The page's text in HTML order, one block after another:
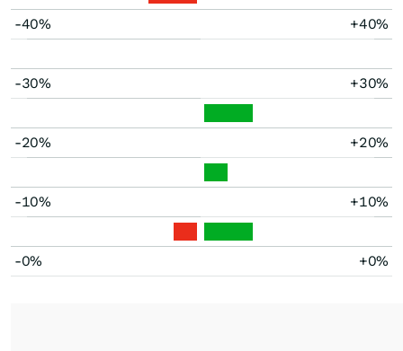
-40% +40%
-30% +30%
-20% +20%
-10% +10%
-0% +0%